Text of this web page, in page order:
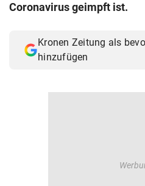
Coronavirus geimpft ist.
Kronen Zeitung als
hinzufügen